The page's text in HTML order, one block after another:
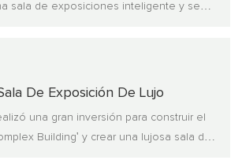
sala de exposiciones inteligente y se
De Exposición De Lujo
una gran inversión para construir el
Building' y crear una lujosa sala de